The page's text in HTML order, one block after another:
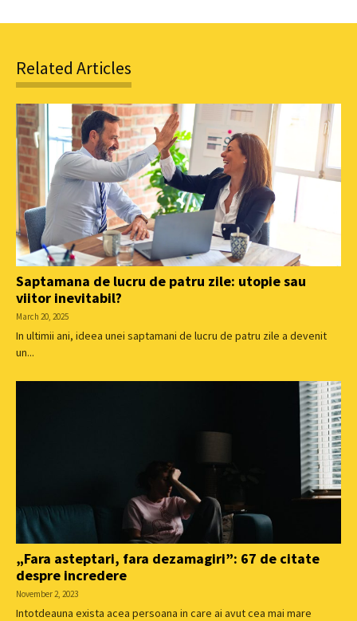
Related Articles
Saptamana de lucru de patru zile: utopie sau
viitor inevitabil?
March 20, 2025
In ultimii ani, ideea unei saptamani de lucru de patru zile a devenit
un...
„Fara asteptari, fara dezamagiri”: 67 de citate
despre incredere
November 2, 2023
Intotdeauna exista acea persoana in care ai avut cea mai mare